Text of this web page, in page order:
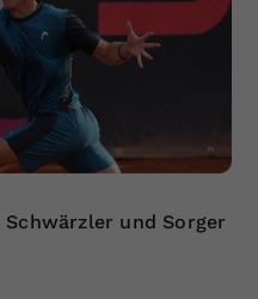
Schwärzler und Sorger